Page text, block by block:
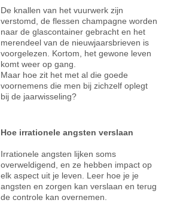
De knallen van het vuurwerk zijn
verstomd, de flessen champagne worden
naar de glascontainer gebracht en het
merendeel van de nieuwjaarsbrieven is
voorgelezen. Kortom, het gewone leven
komt weer op gang.
Maar hoe zit het met al die goede
voornemens die men bij zichzelf oplegt
bij de jaarwisseling?
Hoe irrationele angsten verslaan
Irrationele angsten lijken soms
overweldigend, en ze hebben impact op
elk aspect uit je leven. Leer hoe je je
angsten en zorgen kan verslaan en terug
de controle kan overnemen.